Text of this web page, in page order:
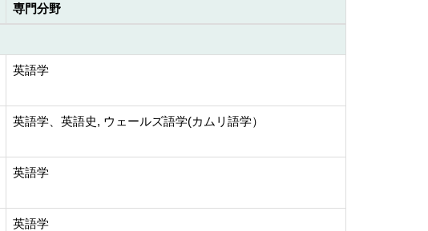
専門分野
英語学
英語学、英語史, ウェールズ語学(カムリ語学）
英語学
英語学